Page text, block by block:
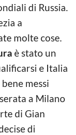
di Russia.
a
molte cose.
è stato un
e Italia
messi
a Milano
di Gian
di